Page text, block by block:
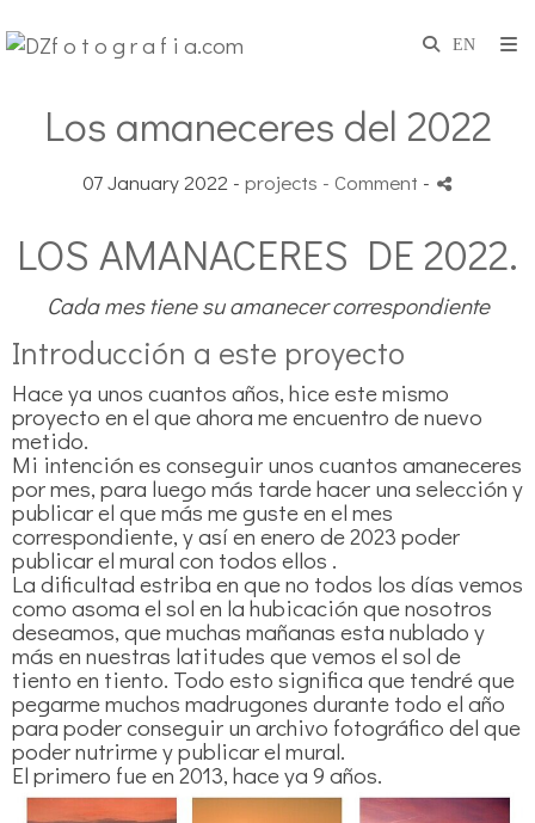
Los amaneceres del 2022
07 January 2022 - projects - Comment -
LOS AMANACERES DE 2022.
Cada mes tiene su amanecer correspondiente
Introducción a este proyecto
Hace ya unos cuantos años, hice este mismo
proyecto en el que ahora me encuentro de nuevo
metido.
Mi intención es conseguir unos cuantos amaneceres
por mes, para luego más tarde hacer una selección y
publicar el que más me guste en el mes
correspondiente, y así en enero de 2023 poder
publicar el mural con todos ellos .
La dificultad estriba en que no todos los días vemos
como asoma el sol en la hubicación que nosotros
deseamos, que muchas mañanas esta nublado y
más en nuestras latitudes que vemos el sol de
tiento en tiento. Todo esto significa que tendré que
pegarme muchos madrugones durante todo el año
para poder conseguir un archivo fotográfico del que
poder nutrirme y publicar el mural.
El primero fue en 2013, hace ya 9 años.